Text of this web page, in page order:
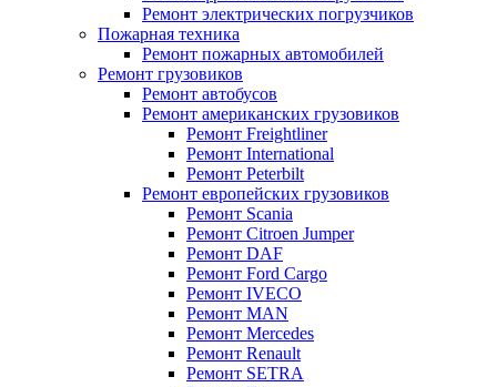
Ремонт электрических погрузчиков
Пожарная техника
Ремонт пожарных автомобилей
Ремонт грузовиков
Ремонт автобусов
Ремонт американских грузовиков
Ремонт Freightliner
Ремонт International
Ремонт Peterbilt
Ремонт европейских грузовиков
Ремонт Scania
Ремонт Citroen Jumper
Ремонт DAF
Ремонт Ford Cargo
Ремонт IVECO
Ремонт MAN
Ремонт Mercedes
Ремонт Renault
Ремонт SETRA